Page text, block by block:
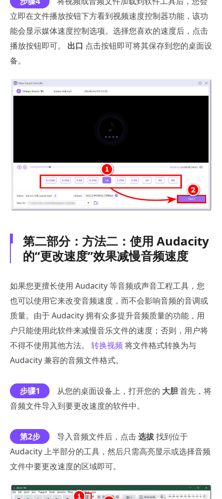
立即在文件播放按钮下方看到视频速度控制器功能，该功
能会显示媒体速度控制选项。选择您喜欢的速度后，点击
播放按钮即可。 出口 点击按钮即可将其保存到您的桌面设
备。
第二部分：方法二：使用 Audacity
的“更改速度”效果减慢音频速度
如果您更擅长使用 Audacity 等音频或声音工程工具，您
也可以使用它来改变音频速度，而不会影响音频的音调或
质量。由于 Audacity 拥有众多提升音频质量的功能，用
户只能使用此软件来减慢音乐文件的速度；否则，用户将
不得不使用其他方法。 转换视频 将文件格式转换为与
Audacity 兼容的音频文件格式。
步骤1 从您的桌面设备上，打开您的 大胆首先，将
音频文件导入到要更改速度的软件中。
第2步 导入音频文件后，点击选拔找到位于
Audacity 上半部分的工具，然后只需高亮显示或选择音频
文件中要更改速度的区域即可。